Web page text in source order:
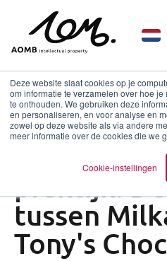
Deze website slaat cookies op je
om informatie te verzamelen over hoe
te onthouden. We gebruiken deze
en personaliseren, en voor analyse en
zowel op deze website als via andere
meer informatie over de cookies die we
Cookie-instellingen
Terug naar overzicht
praktijk:
tussen
Tony's